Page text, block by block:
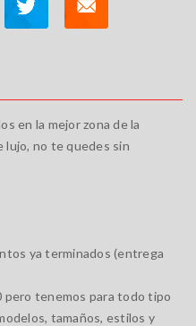
en la mejor zona de la
lujo, no te quedes sin
ya terminados (entrega
pero tenemos para todo tipo
tamaños, estilos y